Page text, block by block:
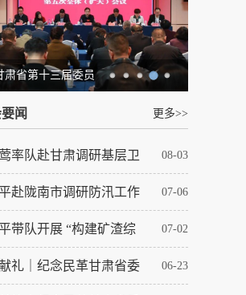
肃省第十三届委员
闻 更多>>
率队赴甘肃调研基层卫 08-03
赴陇南市调研防汛工作 07-06
带队开展 “构建矿渣综 07-02
礼｜纪念民革甘肃省委 06-23